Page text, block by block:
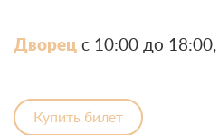
Дворец с 10:00 до
Купить билет